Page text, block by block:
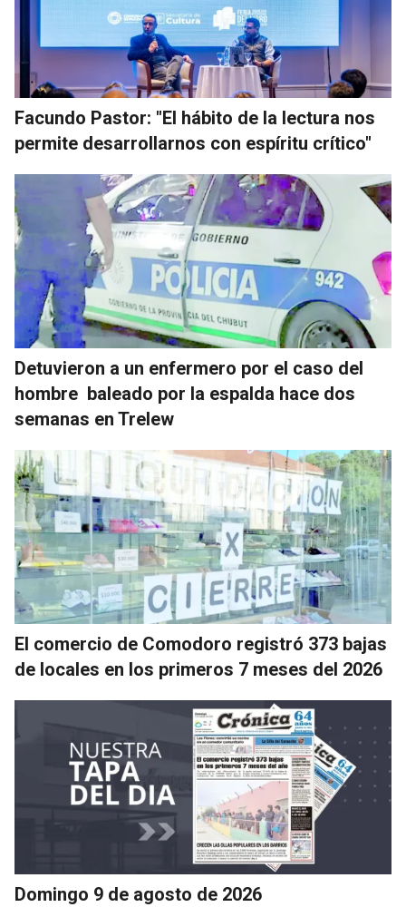
Facundo Pastor: "El hábito de la lectura nos
permite desarrollarnos con espíritu crítico"
Detuvieron a un enfermero por el caso del
hombre baleado por la espalda hace dos
semanas en Trelew
El comercio de Comodoro registró 373 bajas
de locales en los primeros 7 meses del 2026
Domingo 9 de agosto de 2026